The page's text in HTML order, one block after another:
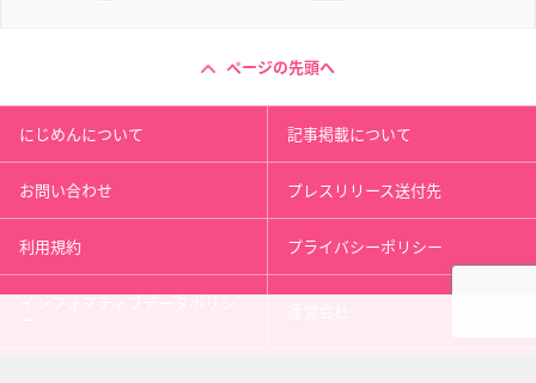
ページの先頭へ
にじめんについて 記事掲載について
お問い合わせ プレスリリース送付先
利用規約 プライバシーポリシー